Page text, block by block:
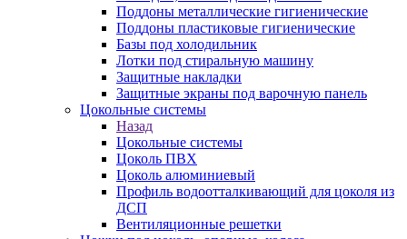
Поддоны металлические гигиенические
Поддоны пластиковые гигиенические
Базы под холодильник
Лотки под стиральную машину
Защитные накладки
Защитные экраны под варочную панель
Цокольные системы
Назад
Цокольные системы
Цоколь ПВХ
Цоколь алюминиевый
Профиль водоотталкивающий для цоколя из
ДСП
Вентиляционные решетки